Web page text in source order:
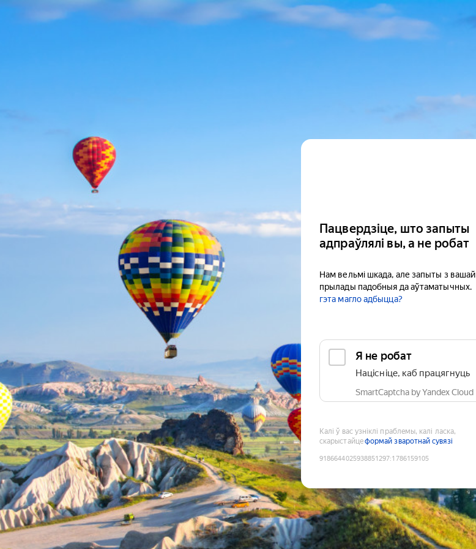
Пацвердзіце, што запыты
адпраўлялі вы, а не робат
Нам вельмі шкада, але запыты з вашай
прылады падобныя да аўтаматычных.
гэта магло адбыцца?
Я не робат
Націсніце, каб працягнуць
SmartCaptcha by Yandex Cloud
Калі ў вас узніклі праблемы, калі ласка,
скарыстайцеформай зваротнай сувязі
9186644025938851297:1786159105